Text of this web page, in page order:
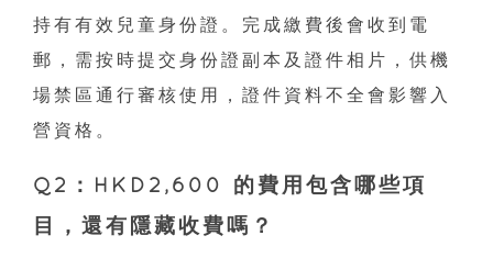
持有有效兒童身份證。完成繳費後會收到電
郵，需按時提交身份證副本及證件相片，供機
場禁區通行審核使用，證件資料不全會影響入
營資格。
Q2：HKD2,600 的費用包含哪些項
目，還有隱藏收費嗎？